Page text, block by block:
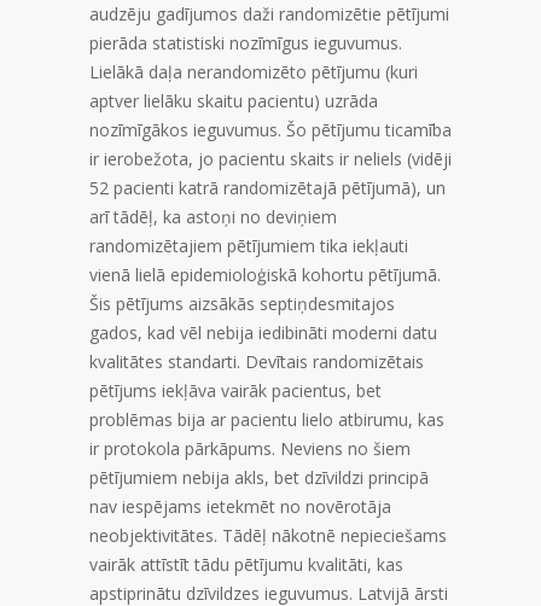
audzēju gadījumos daži randomizētie pētījumi
pierāda statistiski nozīmīgus ieguvumus.
Lielākā daļa nerandomizēto pētījumu (kuri
aptver lielāku skaitu pacientu) uzrāda
nozīmīgākos ieguvumus. Šo pētījumu ticamība
ir ierobežota, jo pacientu skaits ir neliels (vidēji
52 pacienti katrā randomizētajā pētījumā), un
arī tādēļ, ka astoņi no deviņiem
randomizētajiem pētījumiem tika iekļauti
vienā lielā epidemioloģiskā kohortu pētījumā.
Šis pētījums aizsākās septiņdesmitajos
gados, kad vēl nebija iedibināti moderni datu
kvalitātes standarti. Devītais randomizētais
pētījums iekļāva vairāk pacientus, bet
problēmas bija ar pacientu lielo atbirumu, kas
ir protokola pārkāpums. Neviens no šiem
pētījumiem nebija akls, bet dzīvildzi principā
nav iespējams ietekmēt no novērotāja
neobjektivitātes. Tādēļ nākotnē nepieciešams
vairāk attīstīt tādu pētījumu kvalitāti, kas
apstiprinātu dzīvildzes ieguvumus. Latvijā ārsti